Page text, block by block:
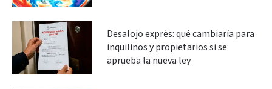
Desalojo exprés: qué cambiaría para
inquilinos y propietarios si se
aprueba la nueva ley